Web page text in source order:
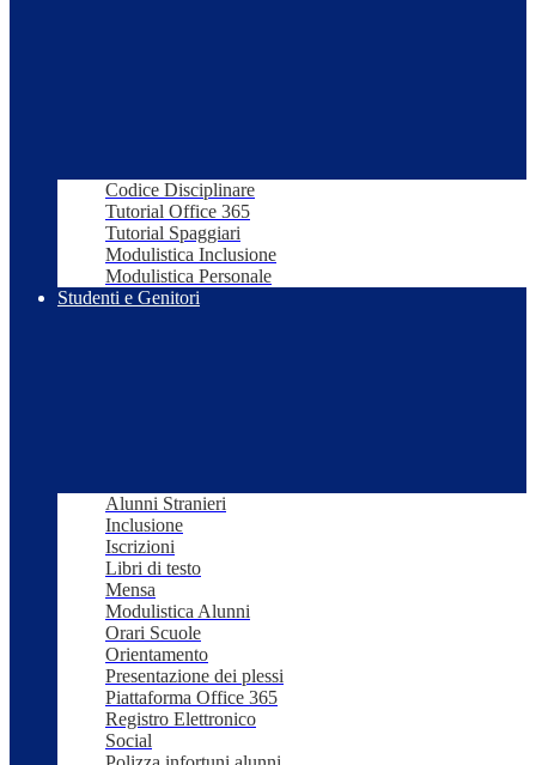
Codice Disciplinare
Tutorial Office 365
Tutorial Spaggiari
Modulistica Inclusione
Modulistica Personale
Studenti e Genitori
Alunni Stranieri
Inclusione
Iscrizioni
Libri di testo
Mensa
Modulistica Alunni
Orari Scuole
Orientamento
Presentazione dei plessi
Piattaforma Office 365
Registro Elettronico
Social